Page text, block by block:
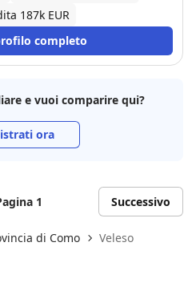
187k EUR
completo
e vuoi comparire qui?
ora
1 Successivo
di Como Veleso